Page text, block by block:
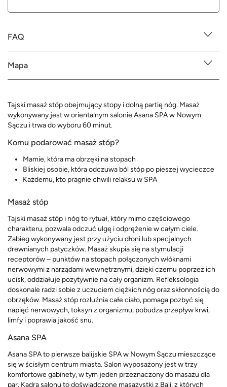
FAQ
Mapa
Tajski masaż stóp obejmujący stopy i dolną partię nóg. Masaż
wykonywany jest w orientalnym salonie Asana SPA w Nowym
Sączu i trwa do wyboru 60 minut.
Komu podarować masaż stóp?
Mamie, która ma obrzęki na stopach
Bliskiej osobie, która odczuwa ból stóp po pieszej wycieczce
Każdemu, kto pragnie chwili relaksu w SPA
Masaż stóp
Tajski masaż stóp i nóg to rytuał, który mimo częściowego
charakteru, pozwala odczuć ulgę i odprężenie w całym ciele.
Zabieg wykonywany jest przy użyciu dłoni lub specjalnych
drewnianych patyczków. Masaż skupia się na stymulacji
receptorów – punktów na stopach połączonych włóknami
nerwowymi z narządami wewnętrznymi, dzięki czemu poprzez ich
ucisk, oddziałuje pozytywnie na cały organizm. Refleksologia
doskonale radzi sobie z uczuciem ciężkich nóg oraz skłonnością do
obrzęków. Masaż stóp rozluźnia całe ciało, pomaga pozbyć się
napięć nerwowych, toksyn z organizmu, pobudza przepływ krwi,
limfy i poprawia jakość snu.
Asana SPA
Asana SPA to pierwsze balijskie SPA w Nowym Sączu mieszczące
się w ścisłym centrum miasta. Salon wyposażony jest w trzy
komfortowe gabinety, w tym jeden przeznaczony do masażu dla
par. Kadra salonu to doświadczone masażystki z Bali, z których